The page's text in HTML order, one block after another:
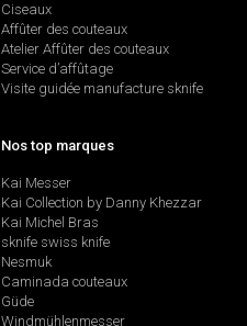
Ciseaux
Affûter des couteaux
Atelier Affûter des couteaux
Service d’affûtage
Visite guidée manufacture sknife
Nos top marques
Kai Messer
Kai Collection by Danny Khezzar
Kai Michel Bras
sknife swiss knife
Nesmuk
Caminada couteaux
Güde
Windmühlenmesser